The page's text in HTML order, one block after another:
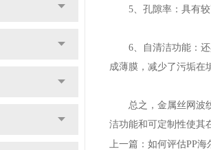
5、孔隙率：具有较
6、自清洁功能：还
成薄膜，减少了污垢在
总之，金属丝网波纹
洁功能和可定制性使其
上一篇： 如何评估PP